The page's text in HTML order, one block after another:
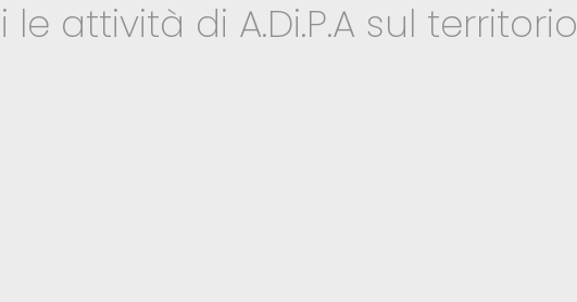
le attività di A.Di.P.A sul territorio